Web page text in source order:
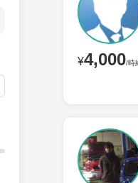
¥4,000/時